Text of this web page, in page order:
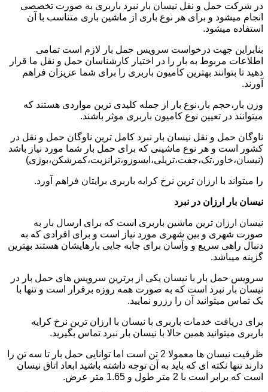
در شرکت حمل و نقل نیسان بار نبرد باربری به صورت تخصصی
انجام میشود و برای هر نوع باری از ماشین باری متناسب با آن
استفاده میشود.
بنابراین جهت درخواست سرویس حمل بار لازم است تمامی
اطلاعات مربوط به بار را در اختیار کارشناسان حمل و نقل ما قرار
دهید تا بتوانند بهترین کامیون باربری را برای شما عزیزان فراهم
آورند.
وزن بار،حجم بار،نوع بار از جمله کلیدی ترین مواردی هستند که
میتوانند در تعیین نوع کامیون باربری موثر باشند.
ناوگان حمل و نقل نیسان بار نبرد کامل ترین ناوگان حمل و نقل در
کشور است و هر نوع ماشینی که برای حمل بار شما مورد نیاز باشد
(نیسان،خاور،تک،جفت،تریلی،ایسوزو،ترانزیت،کمرشکن،بوژی)
را میتواند با ارزان ترین نرخ کرایه باربری برایتان فراهم آورد.
نیسان بار ارزان در نبرد
نیسان ارزان ترین ماشین باربری است که برای ارسال بار به
صورت شهری و بین شهری مورد نیاز است و برای افرادی که به
دنبال راهی سریع و وآسان برای جابه جایی بارهایشان هستند بهترین
گزینه میباشد.
سرویس حمل بار با نیسان یکی از برترین سرویس های حمل بار در
نیسان بار نبرد است که به صورت همه روزه برقرار است و تنها با
یک تماس میتوانید آن را رزرو نمایید.
برای دریافت خدمات باربری با نیسان با ارزان ترین نرخ کرایه
باربری میتوانید همین حالا با نیسان بار نبرد تماس بگیرید.
ظرفیت نیسان ها معمولا 2 تن است اما توانایی حمل بار تا سه تن را
دارند تنها نکته ای که باید به آن توجه داشته باشید ابعاد اتاق نیسان
است که برابر است با 2 متر طول و 1.65 متر عرض.